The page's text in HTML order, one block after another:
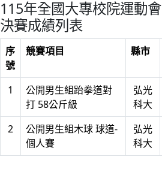
115年全國大專校院運動會
決賽成績列表
序
號
競賽項目 縣市
1
公開男生組跆拳道對
打 58公斤級
弘光
科大
2
公開男生組木球 球道-
個人賽
弘光
科大